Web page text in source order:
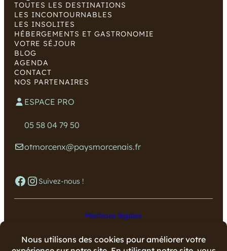
TOUTES LES DESTINATIONS
LES INCONTOURNABLES
LES INSOLITES
HÉBERGEMENTS ET GASTRONOMIE
VOTRE SÉJOUR
BLOG
AGENDA
CONTACT
NOS PARTENAIRES
ESPACE PRO
05 58 04 79 50
otmorcenx@paysmorcenais.fr
Facebook Instagram Suivez-nous !
Mentions légales
Données personnelles